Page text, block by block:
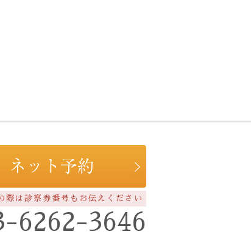
際は診察券番号もお伝えください
6262-3646